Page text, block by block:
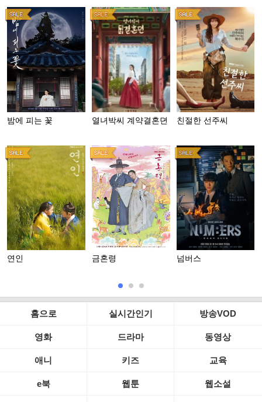
밤에 피는 꽃 열녀박씨 계약결혼뎐 친절한 선주씨
연인 금혼령 넘버스
홈으로 실시간인기 방송VOD
영화 드라마 동영상
애니 키즈 교육
e북 웹툰 웹소설